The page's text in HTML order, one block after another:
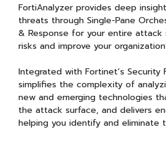
FortiAnalyzer provides deep
threats through Single-Pane
& Response for your entire
risks and improve your
Integrated with Fortinet’s Security
simplifies the complexity of
new and emerging technologies
the attack surface, and delivers
helping you identify and eliminate